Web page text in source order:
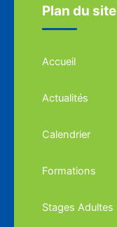
Plan du site
Accueil
Actualités
Calendrier
Formations
Stages Adultes